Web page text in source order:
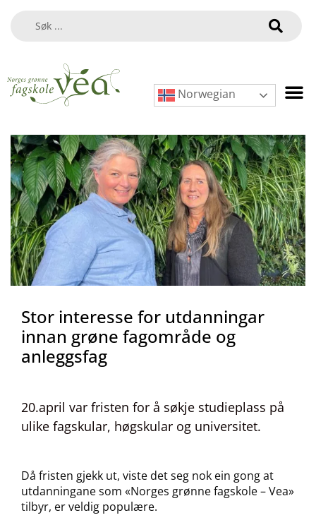
Norwegian
Stor interesse for utdanningar
innan grøne fagområde og
anleggsfag
20.april var fristen for å søkje studieplass på
ulike fagskular, høgskular og universitet.
Då fristen gjekk ut, viste det seg nok ein gong at
utdanningane som «Norges grønne fagskole – Vea»
tilbyr, er veldig populære.